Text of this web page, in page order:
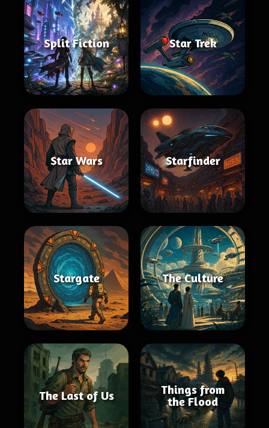
Split Fiction Star Trek
Star Wars Starfinder
Stargate The Culture
The Last of Us
Things from
the Flood